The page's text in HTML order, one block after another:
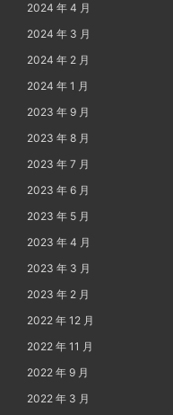
2024 年 4 月
2024 年 3 月
2024 年 2 月
2024 年 1 月
2023 年 9 月
2023 年 8 月
2023 年 7 月
2023 年 6 月
2023 年 5 月
2023 年 4 月
2023 年 3 月
2023 年 2 月
2022 年 12 月
2022 年 11 月
2022 年 9 月
2022 年 3 月